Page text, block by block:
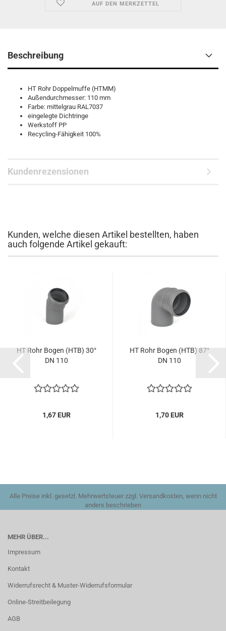
AUF DEN MERKZETTEL
Beschreibung
HT Rohr Doppelmuffe (HTMM)
Außendurchmesser: 110 mm
Farbe: mittelgrau RAL7037
eingelegte Dichtringe
Werkstoff PP
Recycling-Fähigkeit 100%
Kundenrezensionen
Kunden, welche diesen Artikel bestellten, haben
auch folgende Artikel gekauft:
HT Rohr Bogen (HTB) 30°
DN 110
1,67 EUR
HT Rohr Bogen (HTB) 87°
DN 110
1,70 EUR
Alle Preise inkl. gesetzl. Mehrwertsteuer zzgl. Versandkosten, wenn nicht
anders beschrieben
MEHR ÜBER...
Impressum
Kontakt
Widerrufsrecht & Muster-Widerrufsformular
Online-Streitbeilegung
AGB